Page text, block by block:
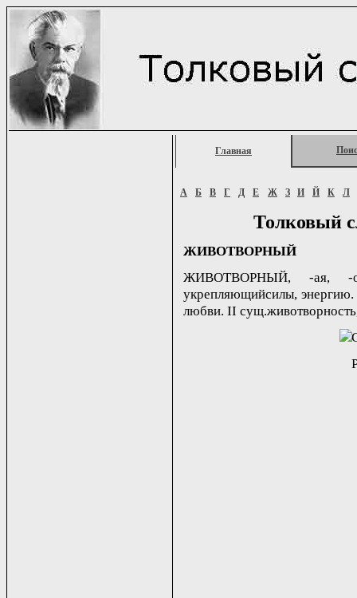
Главная
А Б В Г Д Е Ж З И Й К Л
Толковый
ЖИВОТВОРНЫЙ
ЖИВОТВОРНЫЙ, -ая, -
укрепляющийсилы, энергию.
любви. II